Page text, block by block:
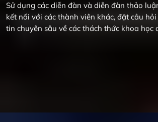
Sử dụng các diễn đàn và diễn đàn thảo
kết nối với các thành viên khác, đặt câu
tin chuyên sâu về các thách thức khoa học